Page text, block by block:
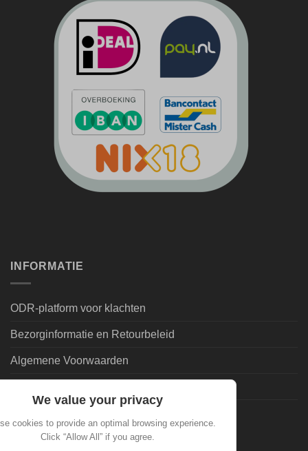
INFORMATIE
ODR-platform voor klachten
Bezorginformatie en Retourbeleid
Algemene Voorwaarden
We value your privacy
cookies to provide an optimal browsing experience.
Click “Allow All” if you agree.